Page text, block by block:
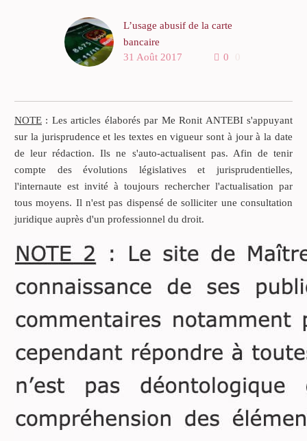
L’usage abusif de la carte
bancaire
Cour de cassation
(Légifrance, pourvoi n° 15-
28209) a cassé en toutes
ses dispositions, l’arrêt
rendu le 30 septembre
2015, par la cour d’appel
de Pau.
0 0
31 Août 2017
NOTE : Les articles élaborés par Me Ronit ANTEBI s'appuyant
sur la jurisprudence et les textes en vigueur sont à jour à la date
de leur rédaction. Ils ne s'auto-actualisent pas. Afin de tenir
compte des évolutions législatives et jurisprudentielles,
l'internaute est invité à toujours rechercher l'actualisation par
tous moyens. Il n'est pas dispensé de solliciter une consultation
juridique auprès d'un professionnel du droit.